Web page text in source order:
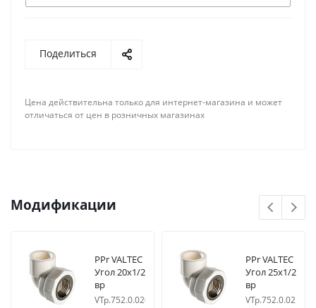
Поделиться
Цена действительна только для интернет-магазина и может
отличаться от цен в розничных магазинах
Модификации
PPr VALTEC
Угол 20х1/2
вр
VTp.752.0.02004
PPr VALTEC
Угол 25х1/2
вр
VTp.752.0.02504